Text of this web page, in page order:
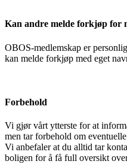
Kan andre melde forkjøp for
OBOS-medlemskap er
kan melde forkjøp med eget
Forbehold
Vi gjør vårt ytterste for at
men tar forbehold om
Vi anbefaler at du alltid tar
boligen for å få full oversikt